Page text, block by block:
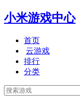
小米游戏中心
首页
云游戏
排行
分类